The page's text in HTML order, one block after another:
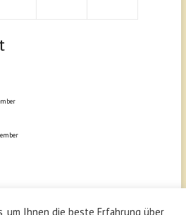
um Ihnen die beste Erfahrung über